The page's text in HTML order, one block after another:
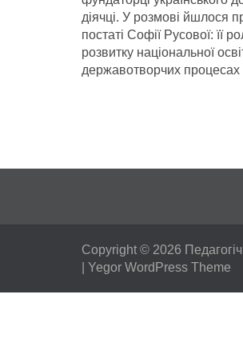
діячці. У розмові йшлося
постаті Софії Русової: її
розвитку національної
державотворчих
Copyright © 2026
Yegor WordPress Theme